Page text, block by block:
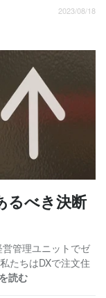
2023/08/18
るべき決断
管理ユニットでゼ
たちはDXで注文住
読む